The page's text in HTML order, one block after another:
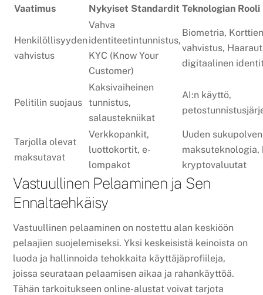
Vaatimus Nykyiset Standardit Teknologian Rooli
Henkilöllisyyden
vahvistus
Vahva
identiteetintunnistus,
KYC (Know Your
Customer)
Biometria,
vahvistus,
digitaalinen
Pelitilin suojaus
Kaksivaiheinen
tunnistus,
salaustekniikat
AI:n käyttö,
Tarjolla olevat
maksutavat
Verkkopankit,
luottokortit, e-
lompakot
Uuden sukupolven
maksuteknologia,
kryptovaluutat
Vastuullinen Pelaaminen ja Sen
Ennaltaehkäisy
Vastuullinen pelaaminen on nostettu alan keskiöön
pelaajien suojelemiseksi. Yksi keskeisistä keinoista on
luoda ja hallinnoida tehokkaita käyttäjäprofiileja,
joissa seurataan pelaamisen aikaa ja rahankäyttöä.
Tähän tarkoitukseen online-alustat voivat tarjota